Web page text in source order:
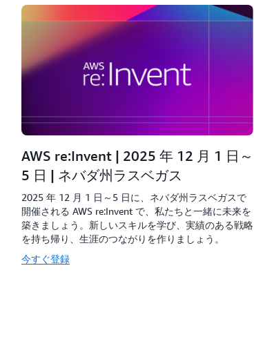
AWS re:Invent | 2025 年 12 月 1 日～
5 日 | ネバダ州ラスベガス
2025 年 12 月 1 日～5 日に、ネバダ州ラスベガスで
開催される AWS re:Invent で、私たちと一緒に未来を
築きましょう。新しいスキルを学び、実績のある戦略
を持ち帰り、生涯のつながりを作りましょう。
今すぐ登録